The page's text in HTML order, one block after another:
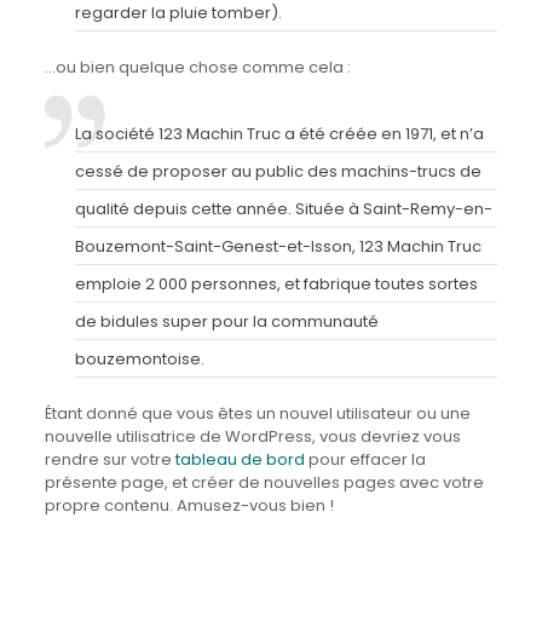
regarder la pluie tomber).
…ou bien quelque chose comme cela :
La société 123 Machin Truc a été créée en 1971, et n’a
cessé de proposer au public des machins-trucs de
qualité depuis cette année. Située à Saint-Remy-en-
Bouzemont-Saint-Genest-et-Isson, 123 Machin Truc
emploie 2 000 personnes, et fabrique toutes sortes
de bidules super pour la communauté
bouzemontoise.
Étant donné que vous êtes un nouvel utilisateur ou une
nouvelle utilisatrice de WordPress, vous devriez vous
rendre sur votretableau de bord pour effacer la
présente page, et créer de nouvelles pages avec votre
propre contenu. Amusez-vous bien !